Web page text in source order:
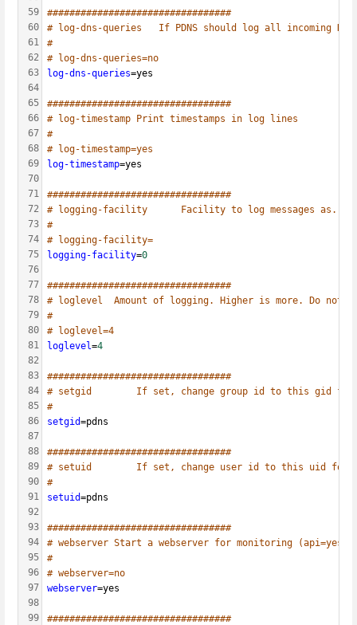
59
60
61
62
63
64
65
66
67
68
69
70
71
72
73
74
75
76
77
78
79
80
81
82
83
84
85
86
87
88
89
90
91
92
93
94
95
96
97
98
99
#################################
# log-dns-queries	If PDNS should log all incoming DNS
#
# log-dns-queries=no
log-dns-queries=yes
#################################
# log-timestamp	Print timestamps in log lines
#
# log-timestamp=yes
log-timestamp=yes
#################################
# logging-facility      Facility to log messages as. 0
#
# logging-facility=
logging-facility=0
#################################
# loglevel	Amount of logging. Higher is more. Do not
#
# loglevel=4
loglevel=4
#################################
# setgid        If set, change group id to this gid for
#
setgid=pdns
#################################
# setuid        If set, change user id to this uid for
#
setuid=pdns
#################################
# webserver	Start a webserver for monitoring (api=yes
#
# webserver=no
webserver=yes
#################################